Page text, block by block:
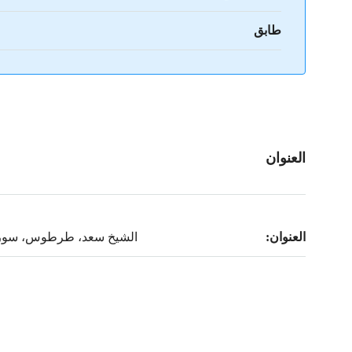
طابق
العنوان
العنوان: الشيخ سعد، طرطوس،